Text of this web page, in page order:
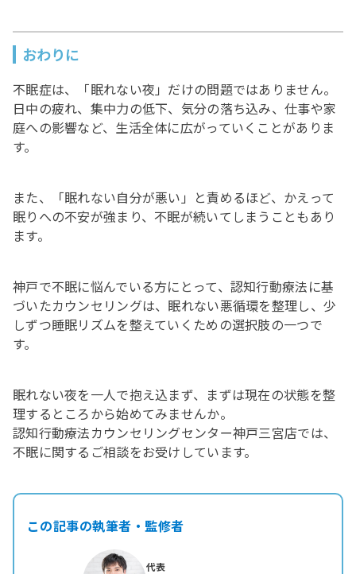
おわりに
不眠症は、「眠れない夜」だけの問題ではありません。
日中の疲れ、集中力の低下、気分の落ち込み、仕事や家
庭への影響など、生活全体に広がっていくことがありま
す。
また、「眠れない自分が悪い」と責めるほど、かえって
眠りへの不安が強まり、不眠が続いてしまうこともあり
ます。
神戸で不眠に悩んでいる方にとって、認知行動療法に基
づいたカウンセリングは、眠れない悪循環を整理し、少
しずつ睡眠リズムを整えていくための選択肢の一つで
す。
眠れない夜を一人で抱え込まず、まずは現在の状態を整
理するところから始めてみませんか。
認知行動療法カウンセリングセンター神戸三宮店では、
不眠に関するご相談をお受けしています。
この記事の執筆者・監修者
代表